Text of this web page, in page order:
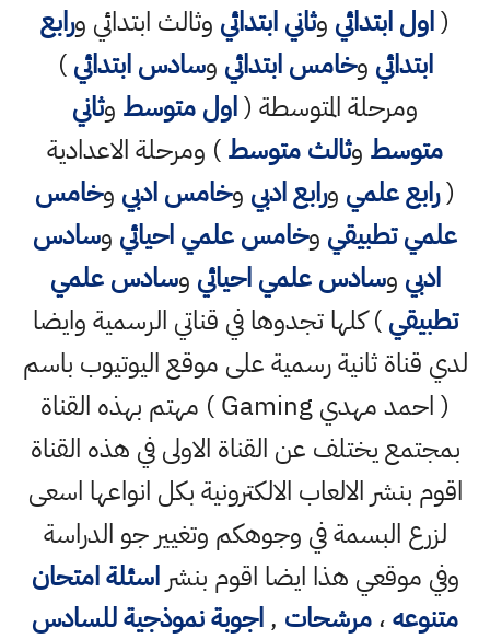
(اول ابتدائي وثاني ابتدائي وثالث ابتدائي ورابع
ابتدائي وخامس ابتدائي وسادس ابتدائي)
ومرحلة المتوسطة (اول متوسط وثاني
متوسط وثالث متوسط) ومرحلة الاعدادية
(رابع علمي ورابع ادبي وخامس ادبي وخامس
علمي تطبيقي وخامس علمي احيائي وسادس
ادبي وسادس علمي احيائي وسادس علمي
تطبيقي) كلها تجدوها في قناتي الرسمية وايضا
لدي قناة ثانية رسمية على موقع اليوتيوب باسم
( احمد مهدي Gaming ) مهتم بهذه القناة
بمجتمع يختلف عن القناة الاولى في هذه القناة
اقوم بنشر الالعاب الالكترونية بكل انواعها اسعى
لزرع البسمة في وجوهكم وتغيير جو الدراسة
وفي موقعي هذا ايضا اقوم بنشراسئلة امتحان
متنوعه،مرشحات ,اجوبة نموذجية للسادس